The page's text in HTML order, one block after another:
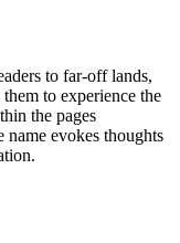
to far-off lands,
to experience the
the pages
name evokes thoughts